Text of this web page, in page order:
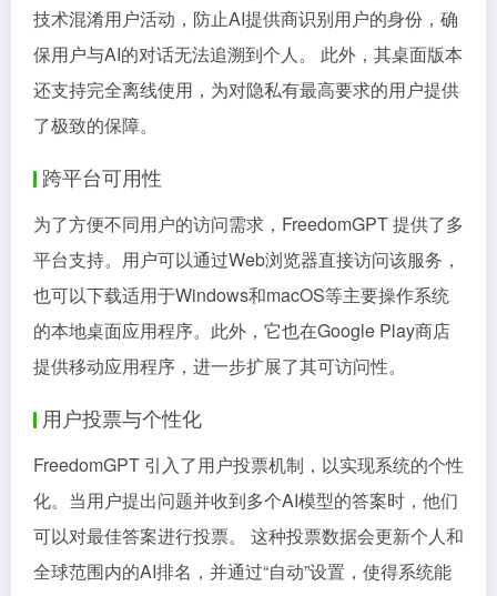
技术混淆用户活动，防止AI提供商识别用户的身份，确
保用户与AI的对话无法追溯到个人。 此外，其桌面版本
还支持完全离线使用，为对隐私有最高要求的用户提供
了极致的保障。
跨平台可用性
为了方便不同用户的访问需求，FreedomGPT 提供了多
平台支持。用户可以通过Web浏览器直接访问该服务，
也可以下载适用于Windows和macOS等主要操作系统
的本地桌面应用程序。此外，它也在Google Play商店
提供移动应用程序，进一步扩展了其可访问性。
用户投票与个性化
FreedomGPT 引入了用户投票机制，以实现系统的个性
化。当用户提出问题并收到多个AI模型的答案时，他们
可以对最佳答案进行投票。 这种投票数据会更新个人和
全球范围内的AI排名，并通过“自动”设置，使得系统能